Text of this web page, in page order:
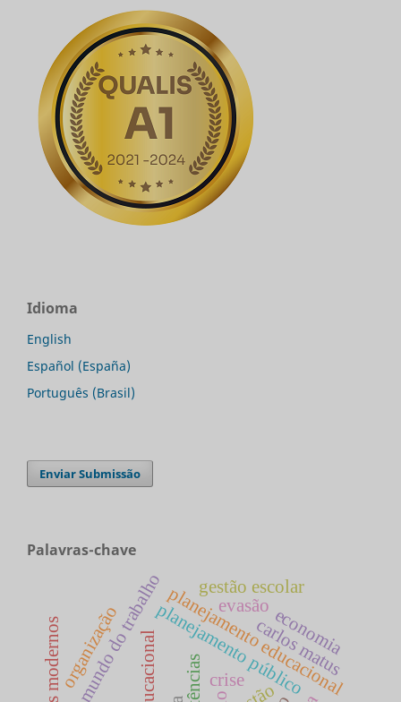
Idioma
English
Español (España)
Português (Brasil)
Enviar Submissão
Palavras-chave
mundo do trabalhoplanejamento educacional
planejamento público
carlos matus
crise
organização economia
gestão escolar
evasão